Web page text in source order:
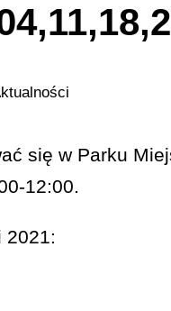
się w Parku
12:00.
2021: